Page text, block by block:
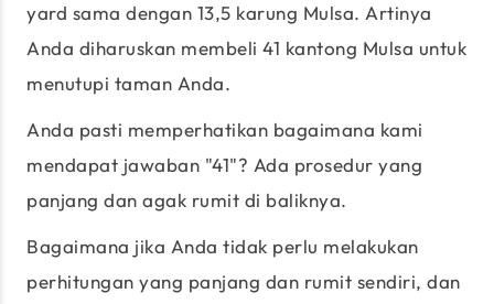
yard sama dengan 13,5 karung Mulsa. Artinya
Anda diharuskan membeli 41 kantong Mulsa untuk
menutupi taman Anda.
Anda pasti memperhatikan bagaimana kami
mendapat jawaban "41"? Ada prosedur yang
panjang dan agak rumit di baliknya.
Bagaimana jika Anda tidak perlu melakukan
perhitungan yang panjang dan rumit sendiri, dan